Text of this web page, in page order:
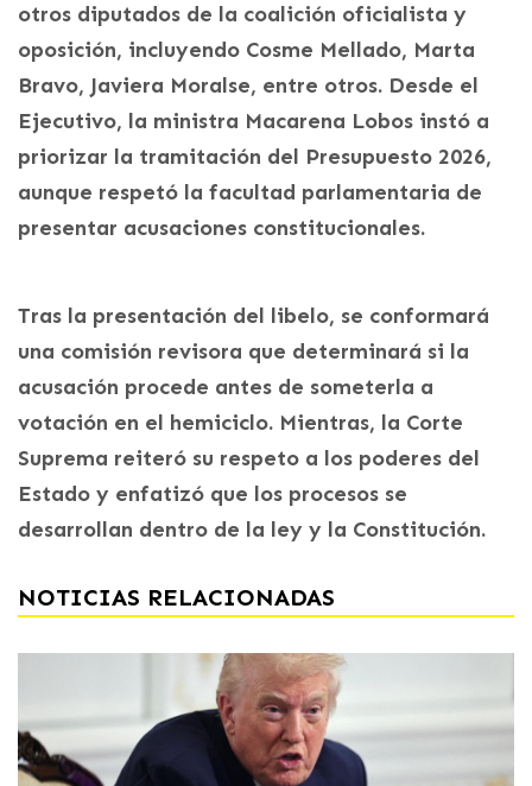
otros diputados de la coalición oficialista y
oposición, incluyendo Cosme Mellado, Marta
Bravo, Javiera Moralse, entre otros. Desde el
Ejecutivo, la ministra Macarena Lobos instó a
priorizar la tramitación del Presupuesto 2026,
aunque respetó la facultad parlamentaria de
presentar acusaciones constitucionales.
Tras la presentación del libelo, se conformará
una comisión revisora que determinará si la
acusación procede antes de someterla a
votación en el hemiciclo. Mientras, la Corte
Suprema reiteró su respeto a los poderes del
Estado y enfatizó que los procesos se
desarrollan dentro de la ley y la Constitución.
NOTICIAS RELACIONADAS